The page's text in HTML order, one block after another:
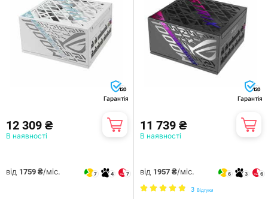
120
Гарантія
12 309 ₴
В наявності
від 1759 ₴/міс. 7 4 7
120
Гарантія
11 739 ₴
В наявності
від 1957 ₴/міс. 6 3 6
3 Відгуки